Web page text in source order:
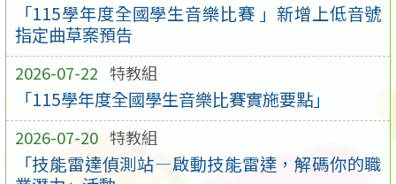
「115學年度全國學生音樂比賽 」新增上低音號
指定曲草案預告
2026-07-22 特教組
「115學年度全國學生音樂比賽實施要點」
2026-07-20 特教組
「技能雷達偵測站—啟動技能雷達，解碼你的職